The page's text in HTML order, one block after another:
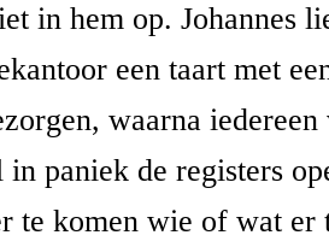
in hem op. Johannes
een taart met
waarna iedereen
in paniek de registers
te komen wie of wat